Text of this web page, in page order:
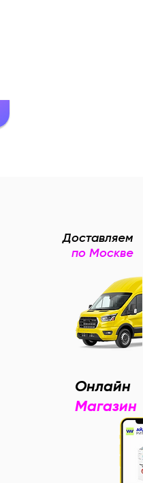
Доставляем
по Москве
Онлайн
Магазин